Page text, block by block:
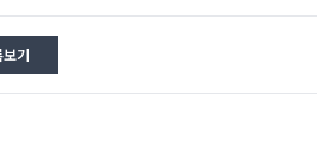
기